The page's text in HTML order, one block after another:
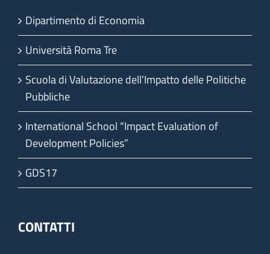
Dipartimento di Economia
Università Roma Tre
Scuola di Valutazione dell’Impatto delle Politiche
Pubbliche
International School “Impact Evaluation of
Development Policies”
GDS17
CONTATTI